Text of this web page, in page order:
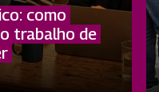
como
trabalho de